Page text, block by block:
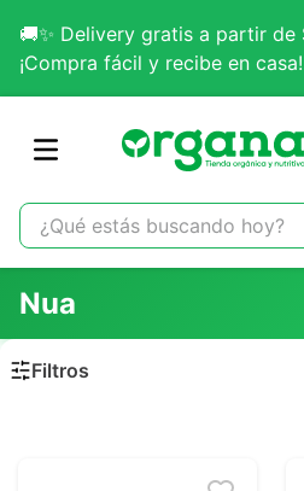
🚚✨ Delivery gratis a partir
¡Compra fácil y recibe en
¿Qué estás buscando hoy?
1.
2.
citrato magnesio
Nua